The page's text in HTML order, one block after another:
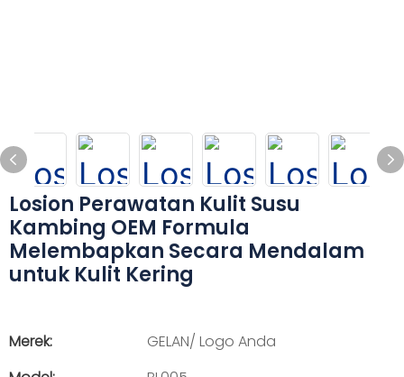
Losion Perawatan Kulit Susu
Kambing OEM Formula
Melembapkan Secara Mendalam
untuk Kulit Kering
Merek:
GELAN/ Logo Anda